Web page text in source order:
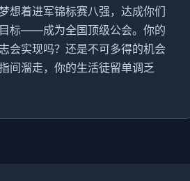
想着进军锦标赛八强，达成你们
标——成为全国顶级公会。你的
会实现吗？还是不可多得的机会
间溜走，你的生活徒留单调乏